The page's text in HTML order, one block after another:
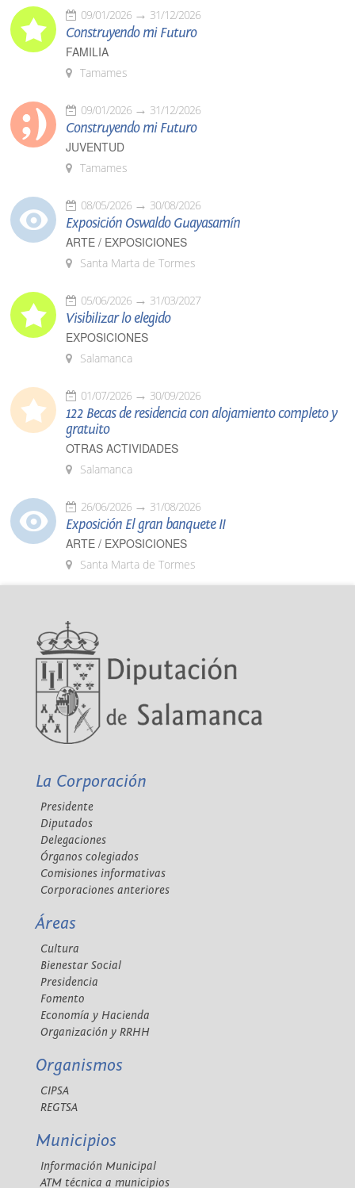
09/01/2026 31/12/2026
Construyendo mi Futuro
FAMILIA
Tamames
09/01/2026 31/12/2026
Construyendo mi Futuro
JUVENTUD
Tamames
08/05/2026 30/08/2026
Exposición Oswaldo Guayasamín
ARTE / EXPOSICIONES
Santa Marta de Tormes
05/06/2026 31/03/2027
Visibilizar lo elegido
EXPOSICIONES
Salamanca
01/07/2026 30/09/2026
122 Becas de residencia con alojamiento completo y
gratuito
OTRAS ACTIVIDADES
Salamanca
26/06/2026 31/08/2026
Exposición El gran banquete II
ARTE / EXPOSICIONES
Santa Marta de Tormes
La Corporación
Presidente
Diputados
Delegaciones
Órganos colegiados
Comisiones informativas
Corporaciones anteriores
Áreas
Cultura
Bienestar Social
Presidencia
Fomento
Economía y Hacienda
Organización y RRHH
Organismos
CIPSA
REGTSA
Municipios
Información Municipal
ATM técnica a municipios